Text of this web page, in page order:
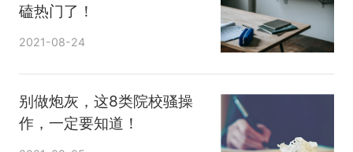
磕热门了！
2021-08-24
别做炮灰，这8类院校骚操
作，一定要知道！